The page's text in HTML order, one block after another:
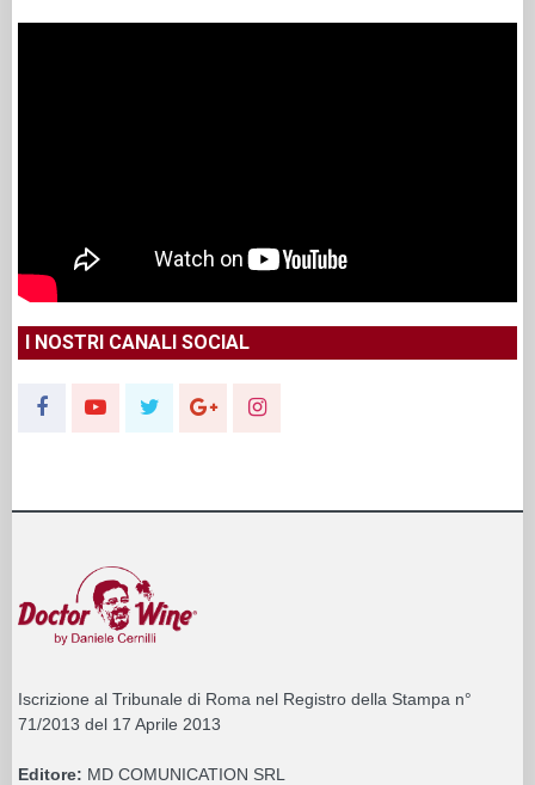
I NOSTRI CANALI SOCIAL
Iscrizione al Tribunale di Roma nel Registro della Stampa n°
71/2013 del 17 Aprile 2013
Editore: MD COMUNICATION SRL